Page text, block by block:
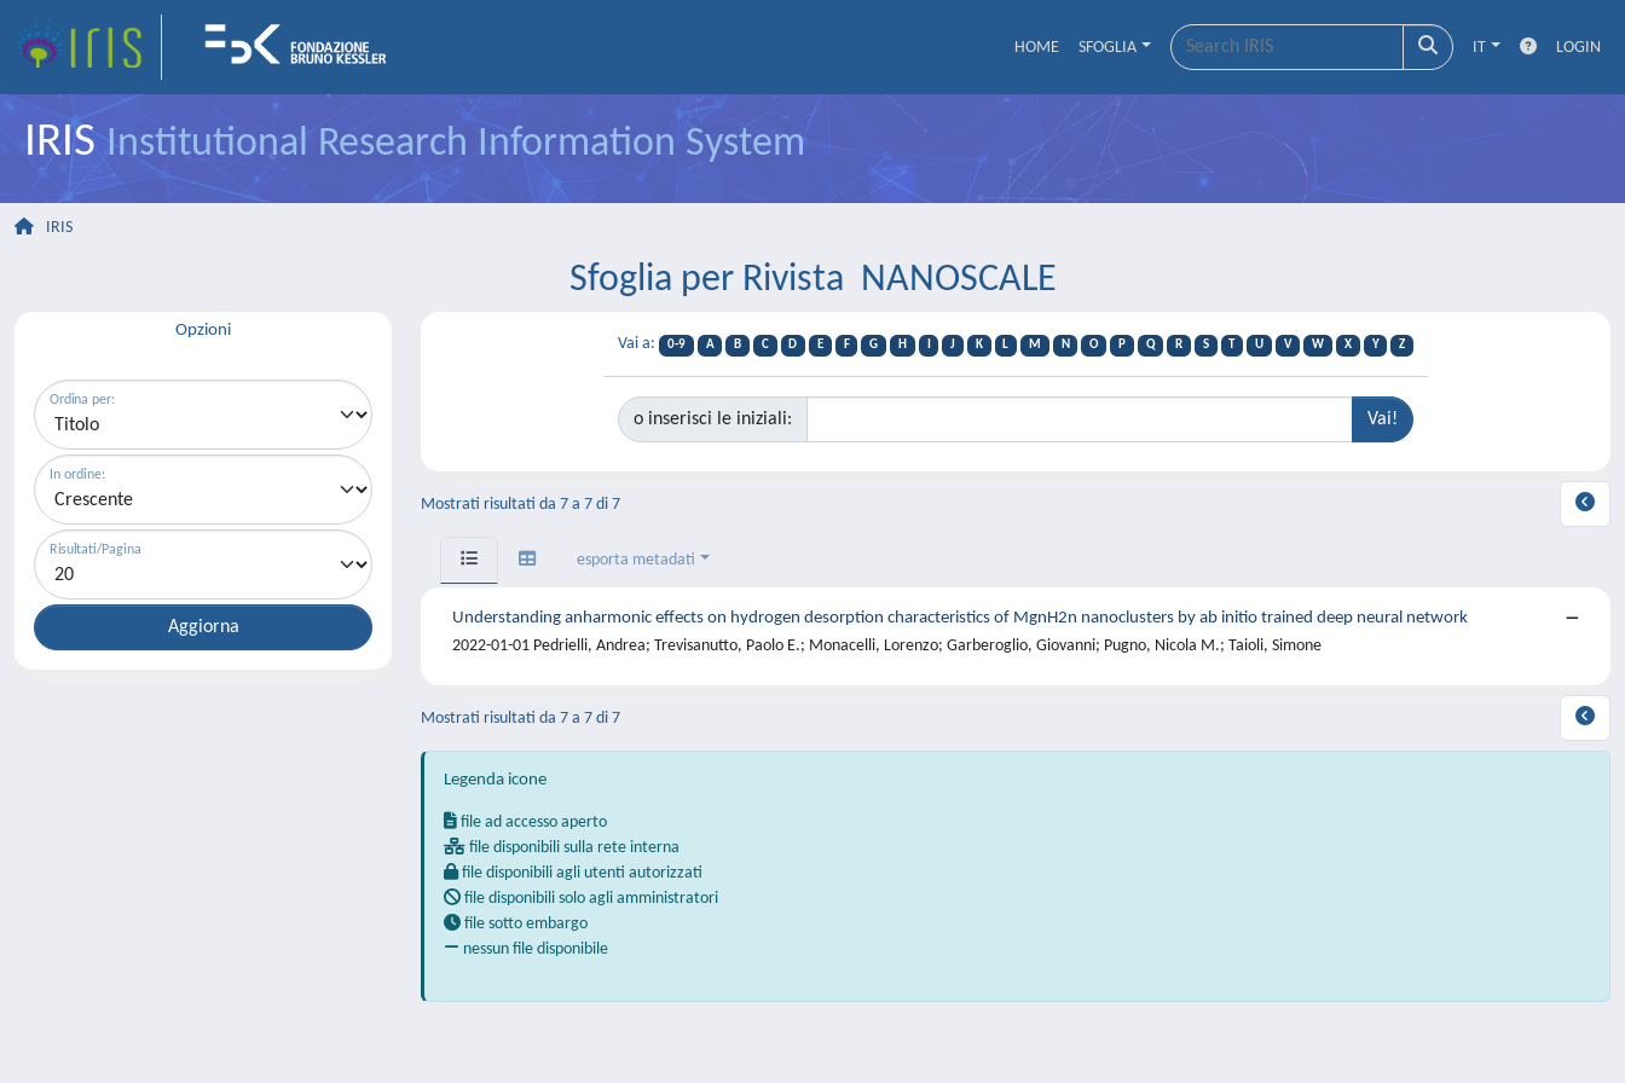
HOME SFOGLIA IT LOGIN
IRISInstitutional Research Information System
IRIS
Sfoglia per Rivista NANOSCALE
Opzioni
Ordina per:
In ordine:
Risultati/Pagina
Vai a: 0-9 A B C D E F G H J K L M N O P Q R S T U V W X Y Z
o inserisci le iniziali:
Mostrati risultati da 7 a 7 di 7
esporta metadati
Understanding anharmonic effects on hydrogen desorption characteristics of MgnH2n nanoclusters by ab initio trained deep neural network
2022-01-01 Pedrielli, Andrea; Trevisanutto, Paolo E.; Monacelli, Lorenzo; Garberoglio, Giovanni; Pugno, Nicola M.; Taioli, Simone
Mostrati risultati da 7 a 7 di 7
Legenda icone
file ad accesso aperto
file disponibili sulla rete interna
file disponibili agli utenti autorizzati
file disponibili solo agli amministratori
file sotto embargo
nessun file disponibile